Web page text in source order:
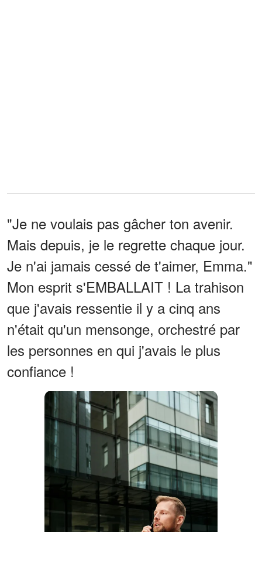
"Je ne voulais pas gâcher ton avenir.
Mais depuis, je le regrette chaque jour.
Je n'ai jamais cessé de t'aimer, Emma."
Mon esprit s'EMBALLAIT ! La trahison
que j'avais ressentie il y a cinq ans
n'était qu'un mensonge, orchestré par
les personnes en qui j'avais le plus
confiance !